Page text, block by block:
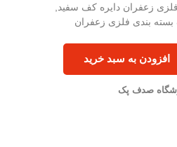
زعفران دایره کف سفید
بندی فلزی زعفران
افزودن به سبد خرید
صدف پک